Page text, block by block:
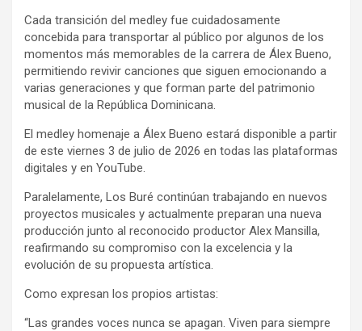
Cada transición del medley fue cuidadosamente
concebida para transportar al público por algunos de los
momentos más memorables de la carrera de Álex Bueno,
permitiendo revivir canciones que siguen emocionando a
varias generaciones y que forman parte del patrimonio
musical de la República Dominicana.
El medley homenaje a Álex Bueno estará disponible a partir
de este viernes 3 de julio de 2026 en todas las plataformas
digitales y en YouTube.
Paralelamente, Los Buré continúan trabajando en nuevos
proyectos musicales y actualmente preparan una nueva
producción junto al reconocido productor Alex Mansilla,
reafirmando su compromiso con la excelencia y la
evolución de su propuesta artística.
Como expresan los propios artistas:
“Las grandes voces nunca se apagan. Viven para siempre